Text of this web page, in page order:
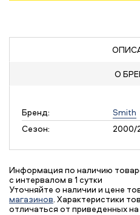
О
Бренд:
Smith
Сезон:
2000/
Информация по наличию
с интервалом в 1 сутки
Уточняйте о наличии и цене
магазинов. Характеристики
отличаться от приведенных на